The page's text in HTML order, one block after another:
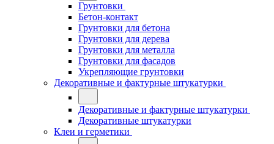
Грунтовки
Бетон-контакт
Грунтовки для бетона
Грунтовки для дерева
Грунтовки для металла
Грунтовки для фасадов
Укрепляющие грунтовки
Декоративные и фактурные штукатурки
Декоративные и фактурные штукатурки
Декоративные штукатурки
Клеи и герметики